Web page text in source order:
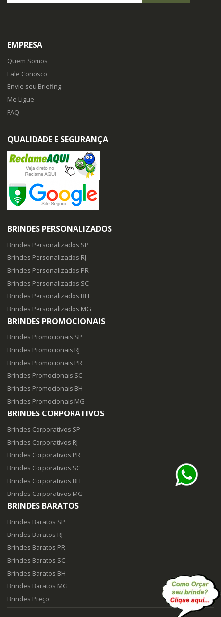
EMPRESA
Quem Somos
Fale Conosco
Envie seu Briefing
Me Ligue
FAQ
QUALIDADE E SEGURANÇA
BRINDES PERSONALIZADOS
Brindes Personalizados SP
Brindes Personalizados RJ
Brindes Personalizados PR
Brindes Personalizados SC
Brindes Personalizados BH
Brindes Personalizados MG
BRINDES PROMOCIONAIS
Brindes Promocionais SP
Brindes Promocionais RJ
Brindes Promocionais PR
Brindes Promocionais SC
Brindes Promocionais BH
Brindes Promocionais MG
BRINDES CORPORATIVOS
Brindes Corporativos SP
Brindes Corporativos RJ
Brindes Corporativos PR
Brindes Corporativos SC
Brindes Corporativos BH
Brindes Corporativos MG
BRINDES BARATOS
Brindes Baratos SP
Brindes Baratos RJ
Brindes Baratos PR
Brindes Baratos SC
Brindes Baratos BH
Brindes Baratos MG
Brindes Preço